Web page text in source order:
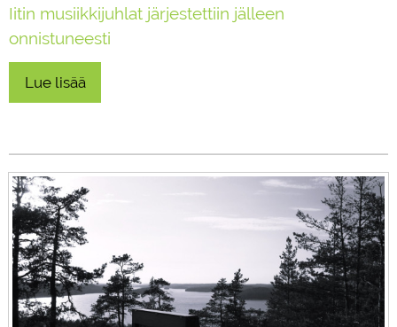
Iitin musiikkijuhlat järjestettiin jälleen
onnistuneesti
Lue lisää